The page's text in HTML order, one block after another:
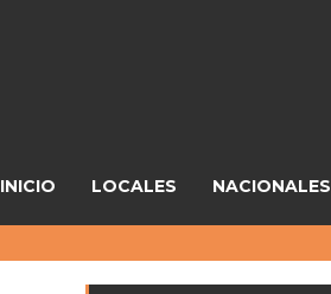
INICIO LOCALES NACIONALES